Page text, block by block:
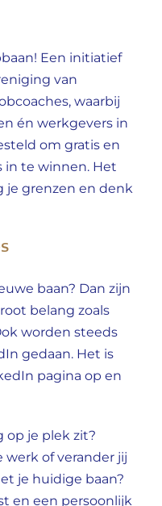
Een initiatief
van
waarbij
én werkgevers in
om gratis en
in te winnen. Het
je grenzen en denk
baan? Dan zijn
belang zoals
worden steeds
gedaan. Het is
pagina op en
op je plek zit?
of verander jij
je huidige baan?
en een persoonlijk